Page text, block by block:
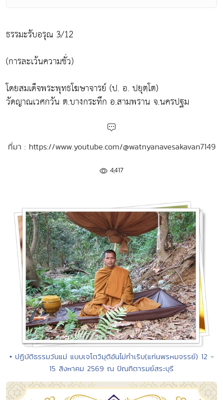
ธรรมะรับอรุณ 3/12
(การละเว้นความชั่ว)
โดยสมเด็จพระพุทธโฆษาจารย์ (ป. อ. ปยุตฺโต)
วัดญาณเวศกวัน ต.บางกระทึก อ.สามพราน จ.นครปฐม
ที่มา : https://www.youtube.com/@watnyanavesakavan7149
4,417
• ปฏิบัติธรรมวันแม่ แบบเจโตวิมุติอันไม่กำเริบ(แก่นพรหมจรรย์) 12 -
15 สิงหาคม 2569 ณ ปัณฑิตารมย์สระบุรี